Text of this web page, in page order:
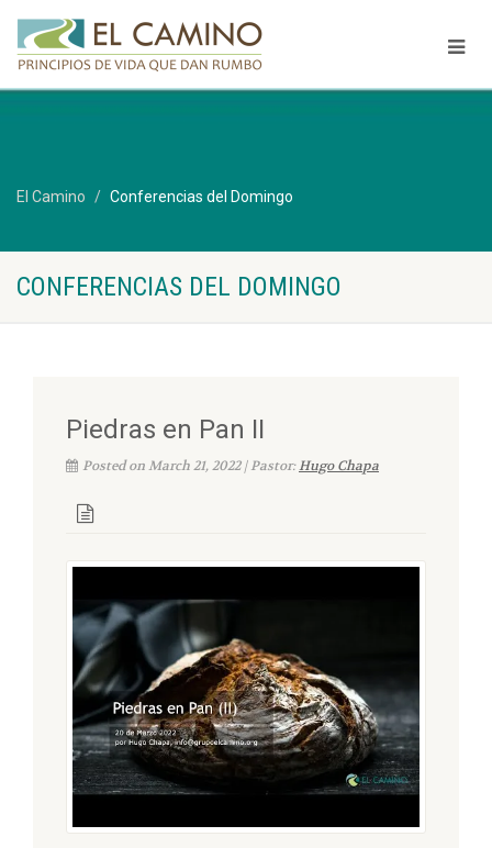
El Camino Conferencias del Domingo
CONFERENCIAS DEL DOMINGO
Piedras en Pan II
Posted on March 21, 2022 | Pastor:Hugo Chapa